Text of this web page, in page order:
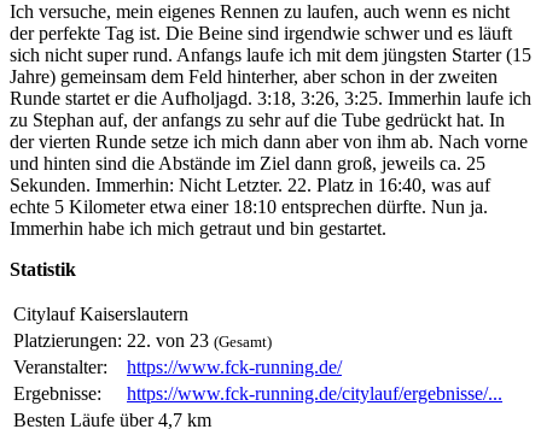
Ich versuche, mein eigenes Rennen zu laufen, auch wenn es nicht
der perfekte Tag ist. Die Beine sind irgendwie schwer und es läuft
sich nicht super rund. Anfangs laufe ich mit dem jüngsten Starter (15
Jahre) gemeinsam dem Feld hinterher, aber schon in der zweiten
Runde startet er die Aufholjagd. 3:18, 3:26, 3:25. Immerhin laufe ich
zu Stephan auf, der anfangs zu sehr auf die Tube gedrückt hat. In
der vierten Runde setze ich mich dann aber von ihm ab. Nach vorne
und hinten sind die Abstände im Ziel dann groß, jeweils ca. 25
Sekunden. Immerhin: Nicht Letzter. 22. Platz in 16:40, was auf
echte 5 Kilometer etwa einer 18:10 entsprechen dürfte. Nun ja.
Immerhin habe ich mich getraut und bin gestartet.
Statistik
Citylauf Kaiserslautern
Platzierungen: 22. von 23 (Gesamt)
Veranstalter:
https://www.fck-running.de/
Ergebnisse:
https://www.fck-running.de/citylauf/ergebnisse/...
Besten Läufe über 4,7 km